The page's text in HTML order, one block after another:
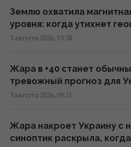
поражение для Киева, -
колумнист Rzeczpospolita
22:02 среда, 05 августа 2026
Фронт от Балтики до
20:23 среда, 05 августа 2026
главу немецкого
Die Zeit
Землю охватила
уровня: когда утихнет
3 августа 2026, 10:38
Жара в +40 станет
тревожный прогноз для
3 августа 2026, 09:21
Жара накроет Украину с
синоптик раскрыла,